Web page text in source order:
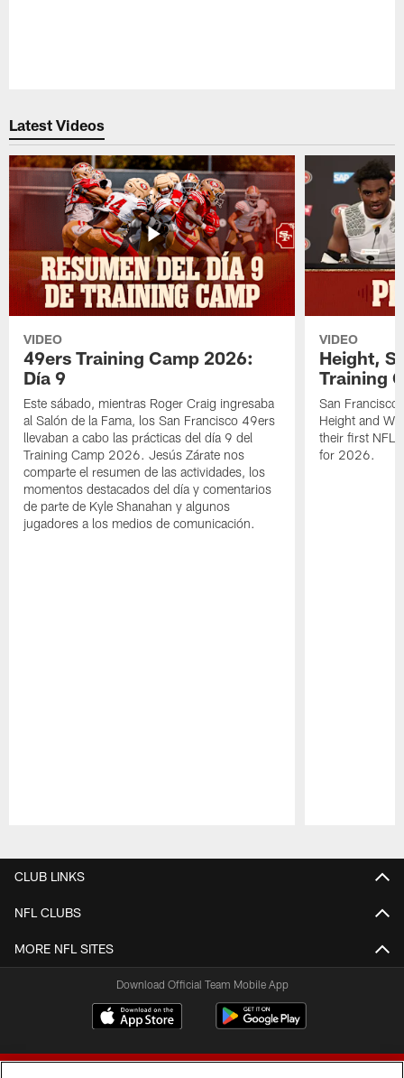
Latest Videos
VIDEO
49ers Training Camp 2026:
Día 9
Este sábado, mientras Roger Craig ingresaba
al Salón de la Fama, los San Francisco 49ers
llevaban a cabo las prácticas del día 9 del
Training Camp 2026. Jesús Zárate nos
comparte el resumen de las actividades, los
momentos destacados del día y comentarios
de parte de Kyle Shanahan y algunos
jugadores a los medios de comunicación.
VIDEO
Height,
Training
San Francisco
Height and
their first NFL
for 2026.
CLUB LINKS
NFL CLUBS
MORE NFL SITES
Download Official Team Mobile App